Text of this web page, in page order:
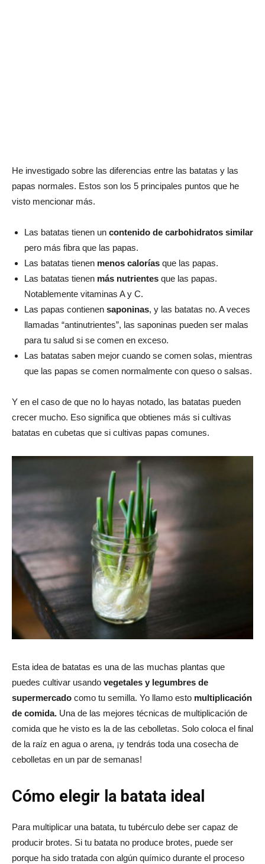
He investigado sobre las diferencias entre las batatas y las
papas normales. Estos son los 5 principales puntos que he
visto mencionar más.
Las batatas tienen un contenido de carbohidratos similar
pero más fibra que las papas.
Las batatas tienen menos calorías que las papas.
Las batatas tienen más nutrientes que las papas.
Notablemente vitaminas A y C.
Las papas contienen saponinas, y las batatas no. A veces
llamadas “antinutrientes”, las saponinas pueden ser malas
para tu salud si se comen en exceso.
Las batatas saben mejor cuando se comen solas, mientras
que las papas se comen normalmente con queso o salsas.
Y en el caso de que no lo hayas notado, las batatas pueden
crecer mucho. Eso significa que obtienes más si cultivas
batatas en cubetas que si cultivas papas comunes.
Esta idea de batatas es una de las muchas plantas que
puedes cultivar usando vegetales y legumbres de
supermercado como tu semilla. Yo llamo esto multiplicación
de comida. Una de las mejores técnicas de multiplicación de
comida que he visto es la de las cebolletas. Solo coloca el final
de la raíz en agua o arena, ¡y tendrás toda una cosecha de
cebolletas en un par de semanas!
Cómo elegir la batata ideal
Para multiplicar una batata, tu tubérculo debe ser capaz de
producir brotes. Si tu batata no produce brotes, puede ser
porque ha sido tratada con algún químico durante el proceso